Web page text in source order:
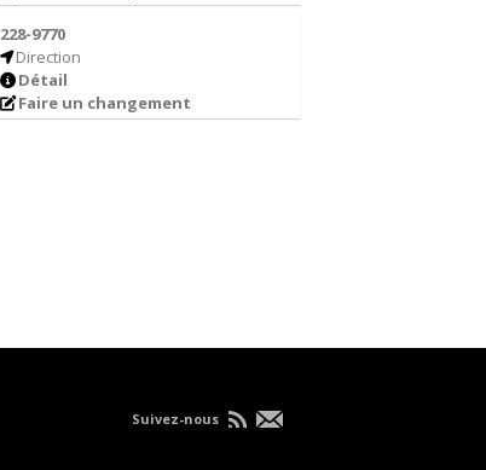
228-9770
Direction
Détail
Faire un changement
Suivez-nous